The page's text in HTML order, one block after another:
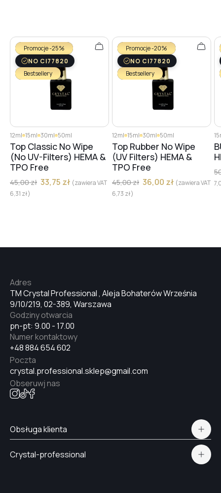
Promocje -25%
NO CI77820
Bestsellery
12ml 15ml 30ml 50ml
Top Classic No Wipe
(No UV-Filters) HEMA &
TPO Free
45,00zł 33,75 zł (zawiera VAT
6,31 zł)
Promocje -20%
NO CI77820
Bestsellery
12ml 15ml 30ml 50ml
Top Rubber No Wipe
(UV Filters) HEMA &
TPO Free
45,00zł 36,00 zł (zawiera VAT
6,73 zł)
TM Crystal Professional , Aleja Bohaterów Września
9/10/219, 02-389, Warszawa
Adres
pn-pt: 9.00 - 17.00
Godziny otwarcia
+48 884 654 602
Numer kontaktowy
crystal.professional.sklep@gmail.com
Poczta
Obseruwj nas
Obsługa klienta
Dostawa i płatność
Crystal-professional